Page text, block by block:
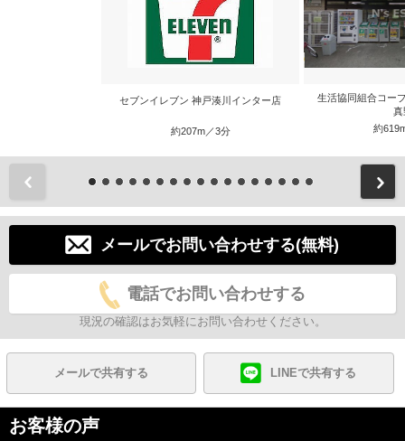
セブンイレブン 神戸湊川インター店
約207m／3分
生活協同組合コー
真
約
メールでお問い合わせする(無料)
電話でお問い合わせする
現況の確認はお気軽にお問い合わせください。
メールで共有する LINEで共有する
お客様の声